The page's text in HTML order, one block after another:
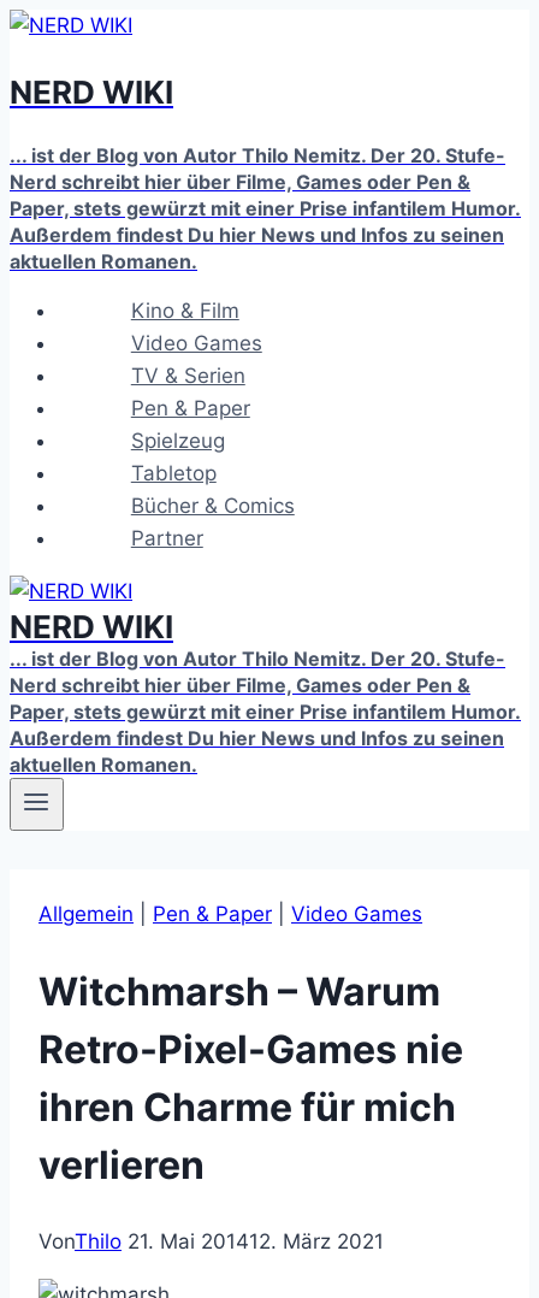
Zum
springen
NERD WIKI
... ist der Blog von Autor Thilo Nemitz. Der 20. Stufe-
Nerd schreibt hier über Filme, Games oder Pen &
Paper, stets gewürzt mit einer Prise infantilem Humor.
Außerdem findest Du hier News und Infos zu seinen
aktuellen Romanen.
Kino & Film
Video Games
TV & Serien
Pen & Paper
Spielzeug
Tabletop
Bücher & Comics
Partner
NERD WIKI
... ist der Blog von Autor Thilo Nemitz. Der 20. Stufe-
Nerd schreibt hier über Filme, Games oder Pen &
Paper, stets gewürzt mit einer Prise infantilem Humor.
Außerdem findest Du hier News und Infos zu seinen
aktuellen Romanen.
Allgemein Pen & Paper Video Games
Witchmarsh – Warum
Retro-Pixel-Games nie
ihren Charme für mich
verlieren
VonThilo 21. Mai 201412. März 2021